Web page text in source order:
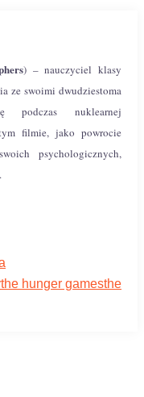
) – nauczyciel klasy
ze swoimi dwudziestoma
nuklearnej
filmie, jako powrocie
psychologicznych,
the hunger gamesthe